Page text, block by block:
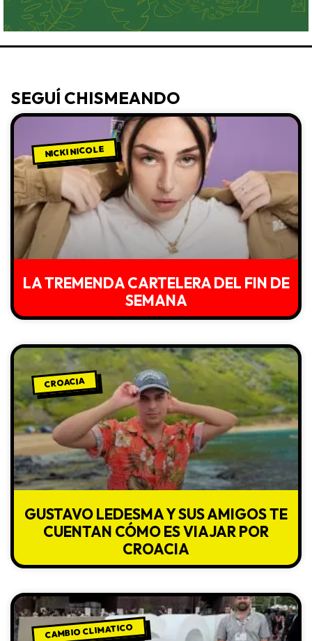
SEGUÍ CHISMEANDO
NICKI NICOLE
LA TREMENDA CARTELERA DEL FIN DE
SEMANA
CROACIA
GUSTAVO LEDESMA Y SUS AMIGOS TE
CUENTAN CÓMO ES VIAJAR POR
CROACIA
CAMBIO CLIMATICO